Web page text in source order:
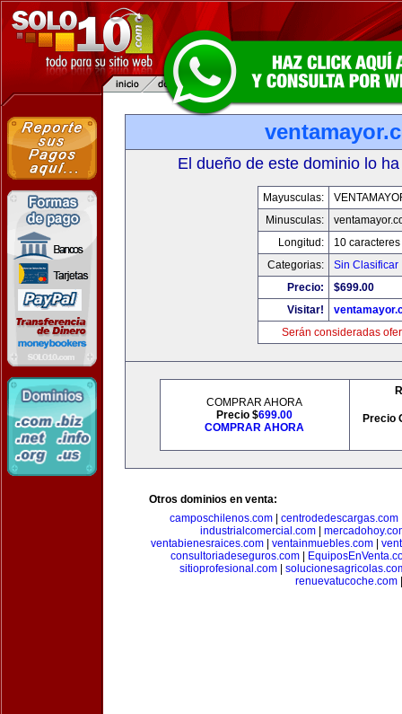
El dueño de este dominio lo
Mayusculas:
Minusculas:
Longitud:
10 caracteres
Categorias:
Sin Clasificar
Precio:
$699.00
Visitar!
Serán consideradas
COMPRAR AHORA
Precio $699.00
COMPRAR AHORA
Precio
Otros dominios en venta:
camposchilenos.com| centrodedescargas.com
industrialcomercial.com
ventabienesraices.com| ventainmuebles.com|
consultoriadeseguros.com|
sitioprofesional.com
renuevatucoche.com